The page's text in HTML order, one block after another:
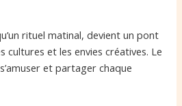
rituel matinal, devient un pont
cultures et les envies créatives. Le
et partager chaque